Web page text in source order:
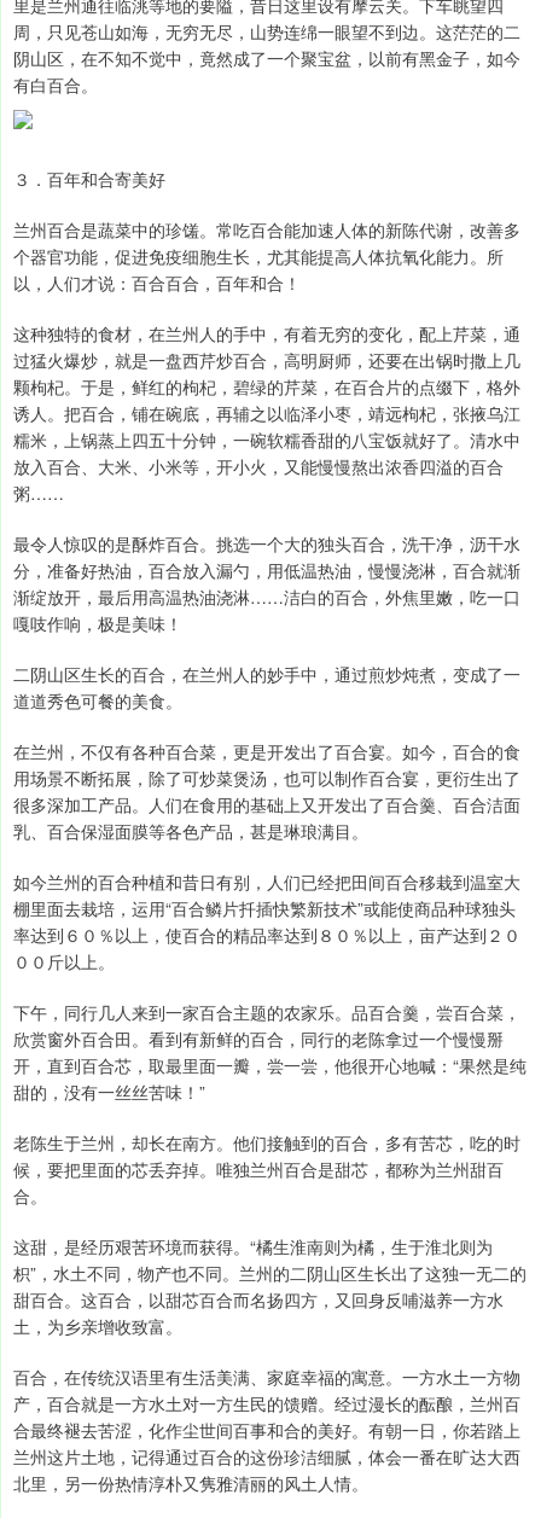
里是兰州通往临洮等地的要隘，昔日这里设有摩云关。下车眺望四
周，只见苍山如海，无穷无尽，山势连绵一眼望不到边。这茫茫的二
阴山区，在不知不觉中，竟然成了一个聚宝盆，以前有黑金子，如今
有白百合。
３．百年和合寄美好
兰州百合是蔬菜中的珍馐。常吃百合能加速人体的新陈代谢，改善多
个器官功能，促进免疫细胞生长，尤其能提高人体抗氧化能力。所
以，人们才说：百合百合，百年和合！
这种独特的食材，在兰州人的手中，有着无穷的变化，配上芹菜，通
过猛火爆炒，就是一盘西芹炒百合，高明厨师，还要在出锅时撒上几
颗枸杞。于是，鲜红的枸杞，碧绿的芹菜，在百合片的点缀下，格外
诱人。把百合，铺在碗底，再辅之以临泽小枣，靖远枸杞，张掖乌江
糯米，上锅蒸上四五十分钟，一碗软糯香甜的八宝饭就好了。清水中
放入百合、大米、小米等，开小火，又能慢慢熬出浓香四溢的百合
粥……
最令人惊叹的是酥炸百合。挑选一个大的独头百合，洗干净，沥干水
分，准备好热油，百合放入漏勺，用低温热油，慢慢浇淋，百合就渐
渐绽放开，最后用高温热油浇淋……洁白的百合，外焦里嫩，吃一口
嘎吱作响，极是美味！
二阴山区生长的百合，在兰州人的妙手中，通过煎炒炖煮，变成了一
道道秀色可餐的美食。
在兰州，不仅有各种百合菜，更是开发出了百合宴。如今，百合的食
用场景不断拓展，除了可炒菜煲汤，也可以制作百合宴，更衍生出了
很多深加工产品。人们在食用的基础上又开发出了百合羹、百合洁面
乳、百合保湿面膜等各色产品，甚是琳琅满目。
如今兰州的百合种植和昔日有别，人们已经把田间百合移栽到温室大
棚里面去栽培，运用“百合鳞片扦插快繁新技术”或能使商品种球独头
率达到６０％以上，使百合的精品率达到８０％以上，亩产达到２０
００斤以上。
下午，同行几人来到一家百合主题的农家乐。品百合羹，尝百合菜，
欣赏窗外百合田。看到有新鲜的百合，同行的老陈拿过一个慢慢掰
开，直到百合芯，取最里面一瓣，尝一尝，他很开心地喊：“果然是纯
甜的，没有一丝丝苦味！”
老陈生于兰州，却长在南方。他们接触到的百合，多有苦芯，吃的时
候，要把里面的芯丢弃掉。唯独兰州百合是甜芯，都称为兰州甜百
合。
这甜，是经历艰苦环境而获得。“橘生淮南则为橘，生于淮北则为
枳”，水土不同，物产也不同。兰州的二阴山区生长出了这独一无二的
甜百合。这百合，以甜芯百合而名扬四方，又回身反哺滋养一方水
土，为乡亲增收致富。
百合，在传统汉语里有生活美满、家庭幸福的寓意。一方水土一方物
产，百合就是一方水土对一方生民的馈赠。经过漫长的酝酿，兰州百
合最终褪去苦涩，化作尘世间百事和合的美好。有朝一日，你若踏上
兰州这片土地，记得通过百合的这份珍洁细腻，体会一番在旷达大西
北里，另一份热情淳朴又隽雅清丽的风土人情。